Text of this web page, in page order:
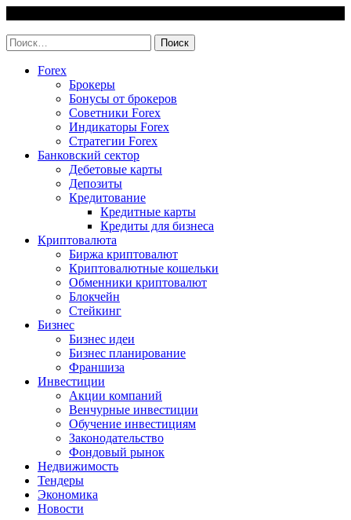
content
Найти:
Forex
Брокеры
Бонусы от брокеров
Советники Forex
Индикаторы Forex
Стратегии Forex
Банковский сектор
Дебетовые карты
Депозиты
Кредитование
Кредитные карты
Кредиты для бизнеса
Криптовалюта
Биржа криптовалют
Криптовалютные кошельки
Обменники криптовалют
Блокчейн
Стейкинг
Бизнес
Бизнес идеи
Бизнес планирование
Франшиза
Инвестиции
Акции компаний
Венчурные инвестиции
Обучение инвестициям
Законодательство
Фондовый рынок
Недвижимость
Тендеры
Экономика
Новости